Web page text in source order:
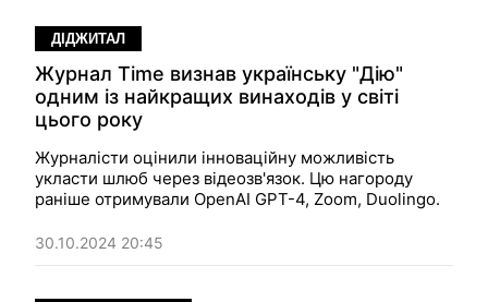
ДІДЖИТАЛ
Журнал Time визнав українську "Дію"
одним із найкращих винаходів у світі
цього року
Журналісти оцінили інноваційну можливість
укласти шлюб через відеозв'язок. Цю нагороду
раніше отримували OpenAI GPT-4, Zoom, Duolingo.
30.10.2024 20:45